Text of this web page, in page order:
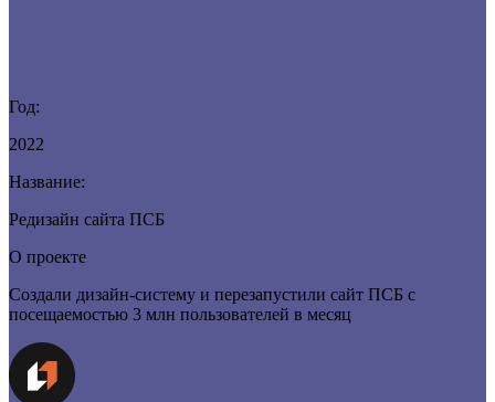
Год:
2022
Название:
Редизайн сайта ПСБ
О проекте
Создали дизайн-систему и перезапустили сайт ПСБ с
посещаемостью 3 млн пользователей в месяц